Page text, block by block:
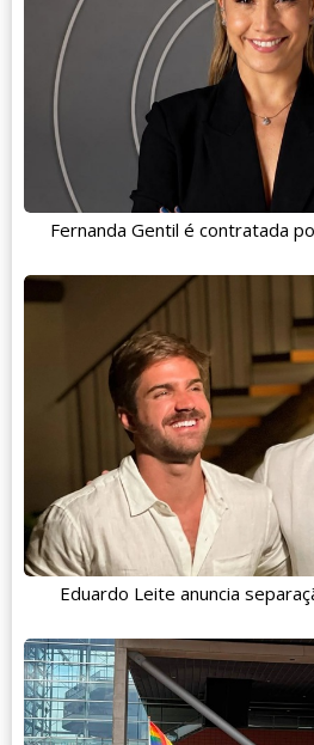
Fernanda Gentil é contratada
Eduardo Leite anuncia